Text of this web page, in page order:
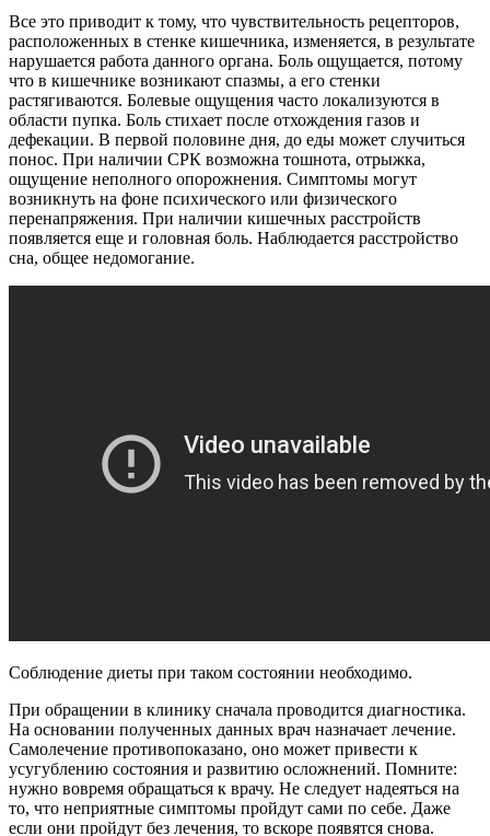
Все это приводит к тому, что чувствительность рецепторов,
расположенных в стенке кишечника, изменяется, в результате
нарушается работа данного органа. Боль ощущается, потому
что в кишечнике возникают спазмы, а его стенки
растягиваются. Болевые ощущения часто локализуются в
области пупка. Боль стихает после отхождения газов и
дефекации. В первой половине дня, до еды может случиться
понос. При наличии СРК возможна тошнота, отрыжка,
ощущение неполного опорожнения. Симптомы могут
возникнуть на фоне психического или физического
перенапряжения. При наличии кишечных расстройств
появляется еще и головная боль. Наблюдается расстройство
сна, общее недомогание.
Соблюдение диеты при таком состоянии необходимо.
При обращении в клинику сначала проводится диагностика.
На основании полученных данных врач назначает лечение.
Самолечение противопоказано, оно может привести к
усугублению состояния и развитию осложнений. Помните:
нужно вовремя обращаться к врачу. Не следует надеяться на
то, что неприятные симптомы пройдут сами по себе. Даже
если они пройдут без лечения, то вскоре появятся снова.